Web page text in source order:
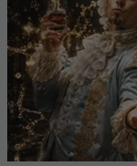
Ao criar uma conta
compras
pedidos e
Vá em